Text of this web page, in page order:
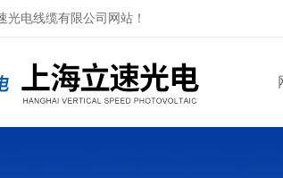
光电线缆有限公司网站！